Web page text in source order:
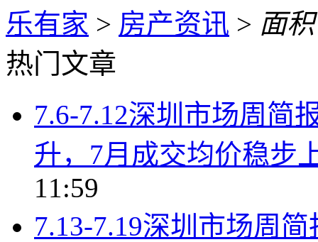
乐有家 > 房产资讯 > 面积
热门文章
7.6-7.12深圳市场周简
升，7月成交均价稳步
11:59
7.13-7.19深圳市场周